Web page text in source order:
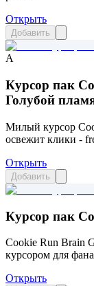
Открыть
Добавить
A
Курсор пак
Голубой
Милый курсор
освежит клики -
Открыть
Добавить
Курсор пак
Cookie Run Brain
курсором для
Открыть